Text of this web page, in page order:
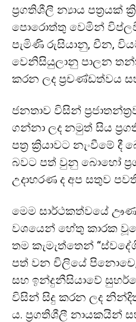
ප්‍රගතිශීලී න්‍යාය පත්‍රයක්
පොරොත්තු වෙමින්
පැමිණි රුසියානු, චීන,
වෙනිසියුලානු පාලන
කරන ලද ප්‍රචණ්ඩත්වය
ජනතාව විසින්
ගන්නා ලද නමුත් සිය
පත්‍ර ක්‍රියාවට නැංවීමේ
බවට පත් වුනු බොහෝ
උදාහරණ ද අප සතුව
මෙම සාර්ථකත්වයේ
වශයෙන් හේතු කාරක
තම කැමැත්තෙන්
පත් වන චිලියේ
සහ ඉන්දුනීසියාවේ
විසින් සිදු කරන ලද
ය. ප්‍රගතිශීලී නායකයින්